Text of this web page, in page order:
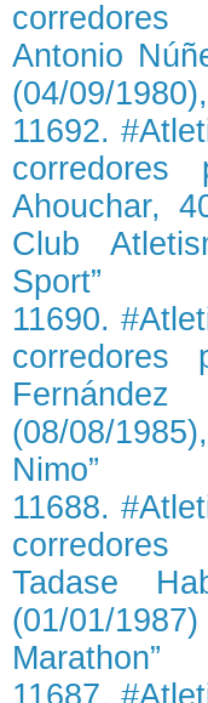
Antonio
(04/09/
11692.
corredores
Ahouchar,
Club
Sport”
11690.
corredores
(08/08/
Nimo”
11688.
corredores
Tadase
(01/01/
Marathon”
11687.